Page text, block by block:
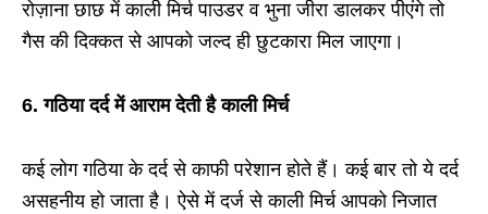
रोज़ाना छाछ में काली मिर्च पाउडर व भुना जीरा डालकर पीएंगे तो
गैस की दिक्कत से आपको जल्द ही छुटकारा मिल जाएगा।
6. गठिया दर्द में आराम देती है काली मिर्च
कई लोग गठिया के दर्द से काफी परेशान होते हैं। कई बार तो ये दर्द
असहनीय हो जाता है। ऐसे में दर्ज से काली मिर्च आपको निजात